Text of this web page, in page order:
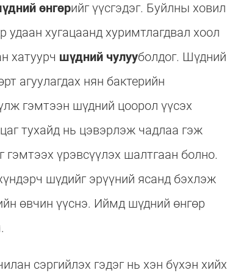
өнгөрийг үүсгэдэг. Буйлны ховил
удаан хугацаанд хуримтлагдвал хоол
хатуурч шүдний чулууболдог. Шүдний
агуулагдах нян бактерийн
гэмтээн шүдний цоорол үүсэх
тухайд нь цэвэрлэж чадлаа гэж
үрэвсүүлэх шалтгаан болно.
шүдийг эрүүний ясанд бэхлэж
өвчин үүснэ. Иймд шүдний өнгөр
сэргийлэх гэдэг нь хэн бүхэн хийх